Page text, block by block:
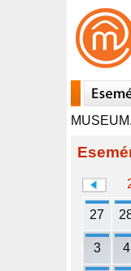
27
3 4